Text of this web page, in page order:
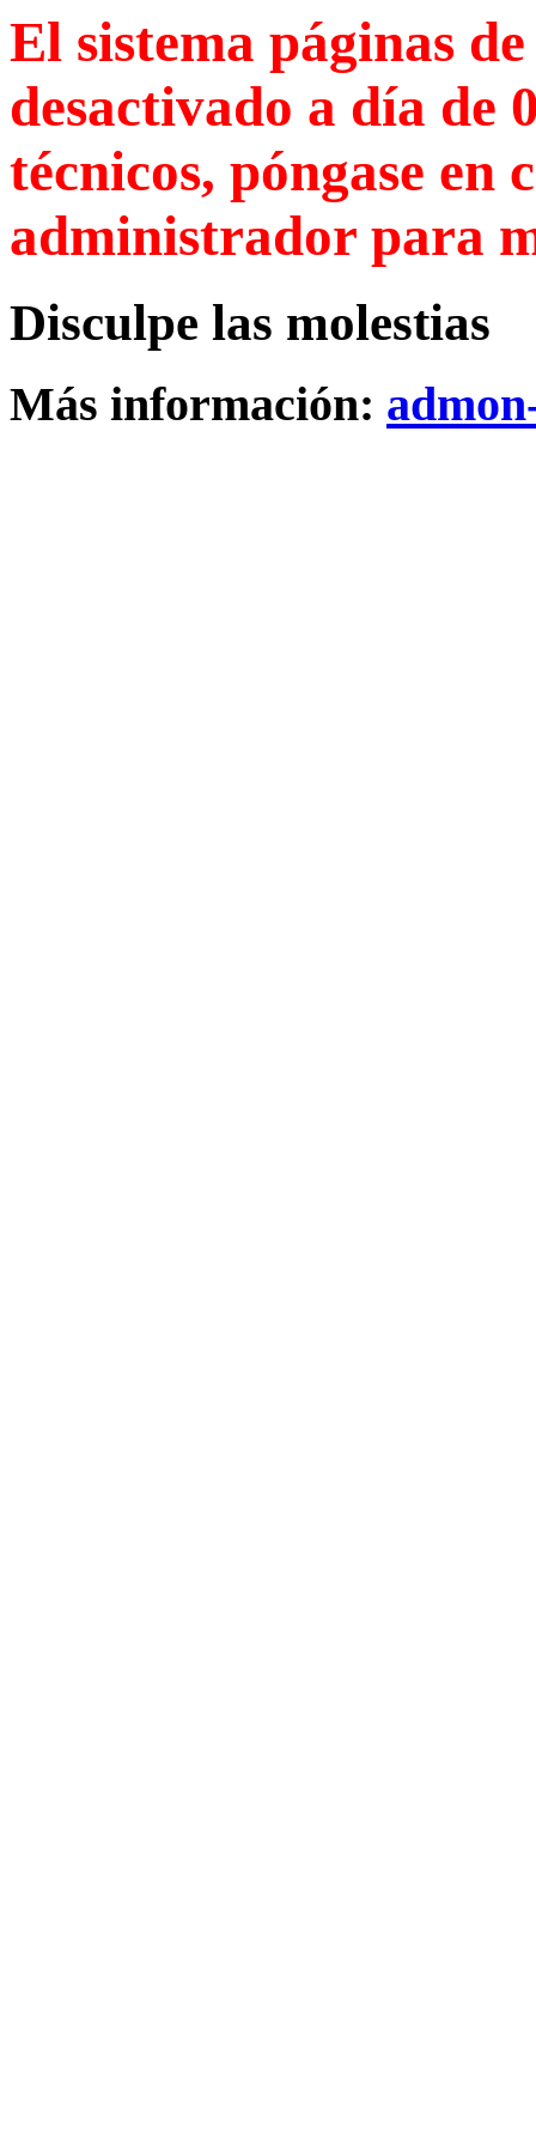
El sistema páginas
desactivado a día de
técnicos, póngase en
administrador para
Disculpe las molestias
Más información: